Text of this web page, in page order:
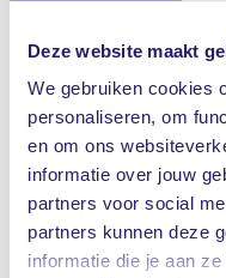
Deze website maakt
We gebruiken cookies
personaliseren, om
en om ons
informatie over jouw
partners voor social
partners kunnen deze
informatie die je aan
een bepaalde
gezien als logés. De
geen invloed op je
wordt de dekking
Vakantiewoning of